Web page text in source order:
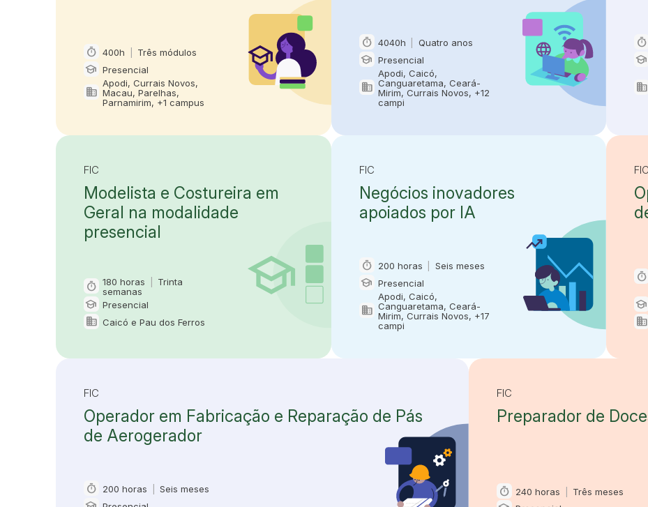
timer
Carga horária e duração
400h Três módulos
school
Modalidade
Presencial
domain
Oferta em
Apodi, Currais Novos,
Macau, Parelhas,
Parnamirim, +1 campus
timer
Carga horária e duração
4040h Quatro anos
school
Modalidade
Presencial
domain
Oferta em
Apodi, Caicó,
Canguaretama, Ceará-
Mirim, Currais Novos, +12
campi
timer
school
domain
FIC
Modelista e Costureira em
Geral na modalidade
presencial
timer
Carga horária e duração
180 horas
Trinta
semanas
school
Modalidade
Presencial
domain
Oferta em
Caicó e Pau dos Ferros
FIC
Negócios inovadores
apoiados por IA
timer
Carga horária e duração
200 horas Seis meses
school
Modalidade
Presencial
domain
Oferta em
Apodi, Caicó,
Canguaretama, Ceará-
Mirim, Currais Novos, +17
campi
FIC
timer
school
domain
FIC
Operador em Fabricação e Reparação de Pás
de Aerogerador
timer
Carga horária e duração
200 horas Seis meses
FIC
Preparador de
timer
Carga horária e duração
240 horas Três meses